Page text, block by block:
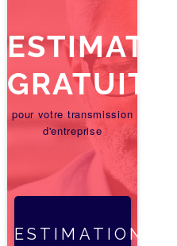
GRATUITE
pour votre transmission
d'entreprise
ESTIMATION